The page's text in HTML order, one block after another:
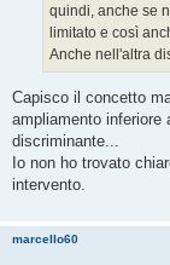
quindi, anche se
limitato e così
Anche nell'altra
Capisco il concetto
ampliamento inferiore
discriminante...
Io non ho trovato
intervento.
marcello60